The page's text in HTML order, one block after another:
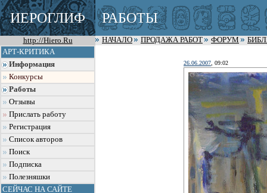
ИЕРОГЛИФ РАБОТЫ
http://Hiero.Ru НАЧАЛО ПРОДАЖА РАБОТ ФОРУМ
АРТ-КРИТИКА
Информация
Конкурсы
Работы
Отзывы
Прислать работу
Регистрация
Список авторов
Поиск
Подписка
Полезняшки
СЕЙЧАС НА САЙТЕ
26.06.2007 , 09:02